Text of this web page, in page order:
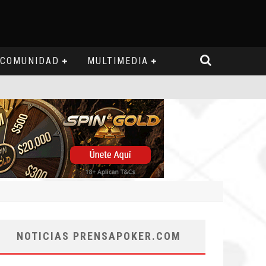
COMUNIDAD MULTIMEDIA
NOTICIAS PRENSAPOKER.COM